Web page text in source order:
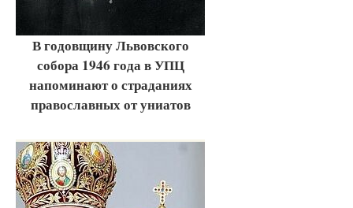
В годовщину Львовского
собора 1946 года в УПЦ
напоминают о страданиях
православных от униатов